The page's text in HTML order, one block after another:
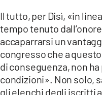
Il tutto, per Disì, «in
tempo tenuto
accaparrarsi un
congresso che a
di conseguenza, non
condizioni». Non solo,
gli elenchi degli iscritti